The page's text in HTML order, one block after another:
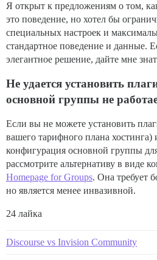
Я открыт к предложениям о том,
это поведение, но хотел бы
специальных настроек и
стандартное поведение и данные.
элегантное решение, дайте мне
Не удается установить
основной группы не
Если вы не можете установить
вашего тарифного плана
конфигурация основной группы
рассмотрите альтернативу в виде
Homepage for Groups. Она требует
но является менее инвазивной.
24 лайка
Discourse vs Invision Community